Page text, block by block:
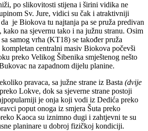
po slikovitosti stijena i širini vidika ne
Sv. Jure, vidici su čak i atraktivniji
je Biokova tu najtanja pa se pruža predivan
kako na sjevernu tako i na južnu stranu. Osim
samog vrha (KT18) se također pruža
centralni masiv Biokova počevši
preko Velikog Šibenika smještenog nešto
na zapadnom dijelu planine.
pravaca, sa južne strane iz Basta (dvije
Lokve, dok sa sjeverne strane postoji
je onja koji vodi iz Dedića preko
poput onoga iz smjera Šuta preko
Kaoca su iznimno dugi i zahtjevni te su
planinare u dobroj fizičkoj kondiciji.